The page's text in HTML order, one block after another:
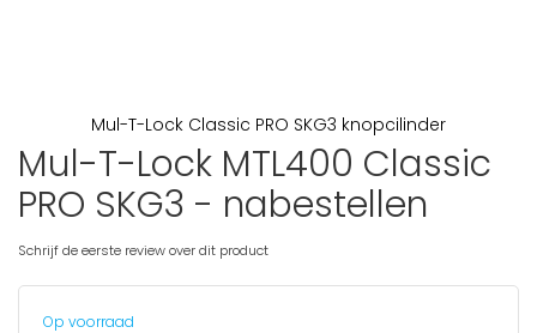
Mul-T-Lock MTL400 Classic
PRO SKG3 - nabestellen
Schrijf de eerste review over dit product
Op voorraad
Mul-T-Lock Classic PRO SKG3 knopcilinder
Ga
naar
het
begin
van
afbeeldingen-
gallerij